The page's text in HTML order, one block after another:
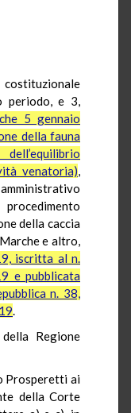
periodo, e 3,
5 gennaio
della fauna
venatoria),
della caccia
e altro,
iscritta al n.
e pubblicata
n. 38,
.
Regione
Prosperetti ai
della Corte